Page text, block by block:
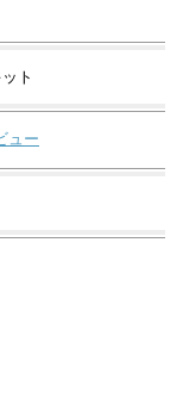
ト
ュー